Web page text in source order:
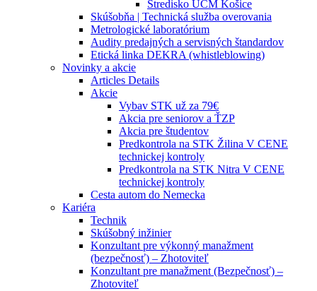
Stredisko UCM Košice
Skúšobňa | Technická služba overovania
Metrologické laboratórium
Audity predajných a servisných štandardov
Etická linka DEKRA (whistleblowing)
Novinky a akcie
Articles Details
Akcie
Vybav STK už za 79€
Akcia pre seniorov a ŤZP
Akcia pre študentov
Predkontrola na STK Žilina V CENE
technickej kontroly
Predkontrola na STK Nitra V CENE
technickej kontroly
Cesta autom do Nemecka
Kariéra
Technik
Skúšobný inžinier
Konzultant pre výkonný manažment
(bezpečnosť) – Zhotoviteľ
Konzultant pre manažment (Bezpečnosť) –
Zhotoviteľ